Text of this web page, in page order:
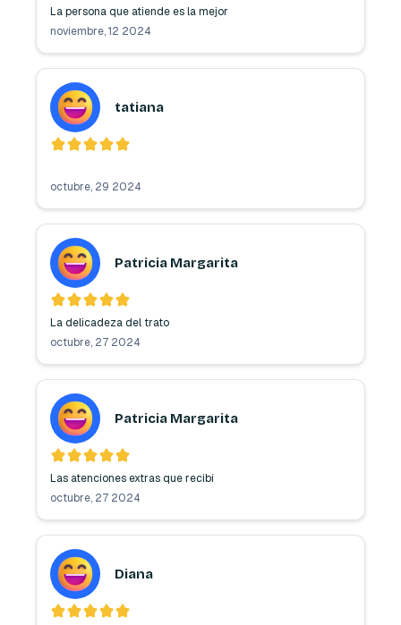
La persona que atiende es la mejor
noviembre, 12 2024
tatiana
octubre, 29 2024
Patricia Margarita
La delicadeza del trato
octubre, 27 2024
Patricia Margarita
Las atenciones extras que recibí
octubre, 27 2024
Diana